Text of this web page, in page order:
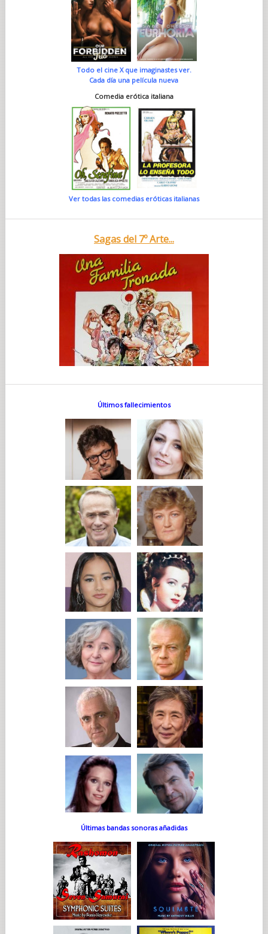
Todo el cine X que imaginastes ver.
Cada día una película nueva
Comedia erótica italiana
Ver todas las comedias eróticas italianas
Sagas del 7º Arte...
Últimos fallecimientos
Últimas bandas sonoras añadidas